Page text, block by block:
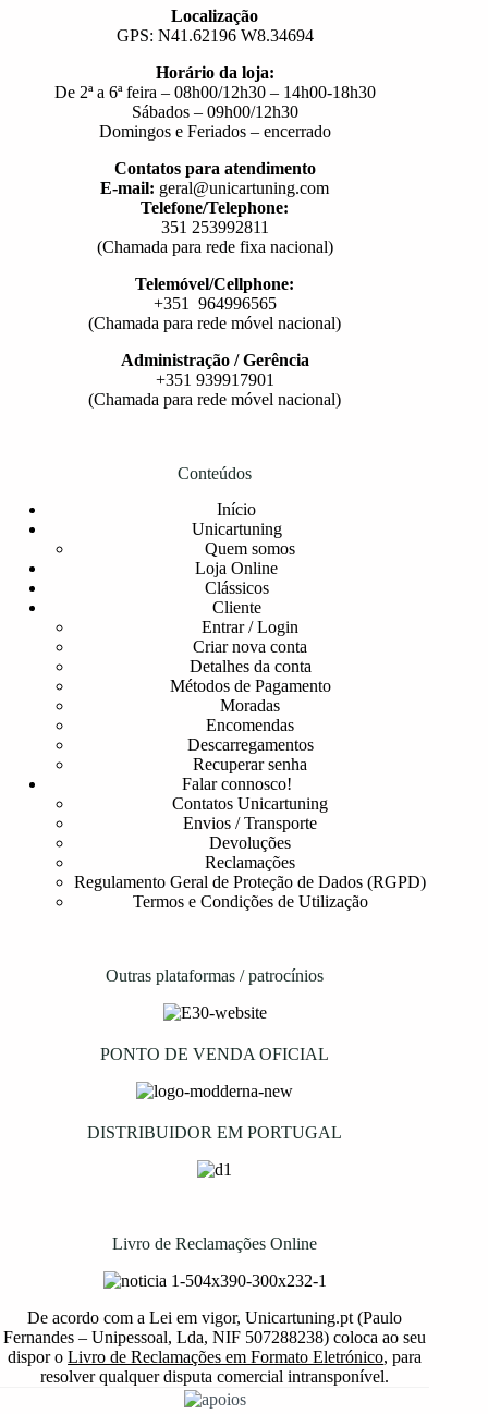
Localização
GPS: N41.62196 W8.34694
Horário da loja:
De 2ª a 6ª feira – 08h00/12h30 – 14h00-18h30
Sábados – 09h00/12h30
Domingos e Feriados – encerrado
Contatos para atendimento
E-mail: geral@unicartuning.com
Telefone/Telephone:
351 253992811
(Chamada para rede fixa nacional)
Telemóvel/Cellphone:
+351 964996565
(Chamada para rede móvel nacional)
Administração / Gerência
+351 939917901
(Chamada para rede móvel nacional)
Conteúdos
Início
Unicartuning
Quem somos
Loja Online
Clássicos
Cliente
Entrar / Login
Criar nova conta
Detalhes da conta
Métodos de Pagamento
Moradas
Encomendas
Descarregamentos
Recuperar senha
Falar connosco!
Contatos Unicartuning
Envios / Transporte
Devoluções
Reclamações
Regulamento Geral de Proteção de Dados (RGPD)
Termos e Condições de Utilização
Outras plataformas / patrocínios
PONTO DE VENDA OFICIAL
DISTRIBUIDOR EM PORTUGAL
Livro de Reclamações Online
De acordo com a Lei em vigor, Unicartuning.pt (Paulo
Fernandes – Unipessoal, Lda, NIF 507288238) coloca ao seu
dispor oLivro de Reclamações em Formato Eletrónico, para
resolver qualquer disputa comercial intransponível.